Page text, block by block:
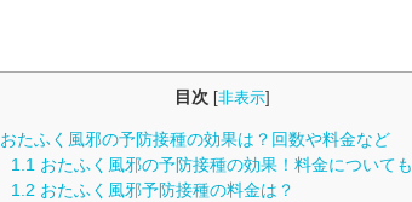
目次 [非表示]
おたふく風邪の予防接種の効果は？回数や料金など
1.1 おたふく風邪の予防接種の効果！料金についても
1.2 おたふく風邪予防接種の料金は？